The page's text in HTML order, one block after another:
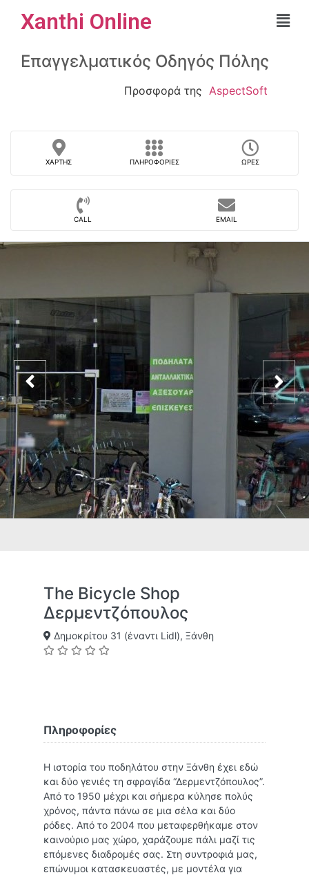
Xanthi Online
Επαγγελματικός Οδηγός Πόλης
Προσφορά της AspectSoft
ΧΆΡΤΗΣ ΠΛΗΡΟΦΟΡΊΕΣ ΏΡΕΣ
CALL EMAIL
The Bicycle Shop
Δερμεντζόπουλος
Δημοκρίτου 31 (έναντι Lidl), Ξάνθη
Πληροφορίες
Η ιστορία του ποδηλάτου στην Ξάνθη έχει εδώ
και δύο γενιές τη σφραγίδα “Δερμεντζόπουλος”.
Από το 1950 μέχρι και σήμερα κύλησε πολύς
χρόνος, πάντα πάνω σε μια σέλα και δύο
ρόδες. Από το 2004 που μεταφερθήκαμε στον
καινούριο μας χώρο, χαράζουμε πάλι μαζί τις
επόμενες διαδρομές σας. Στη συντροφιά μας,
επώνυμοι κατασκευαστές, με μοντέλα για